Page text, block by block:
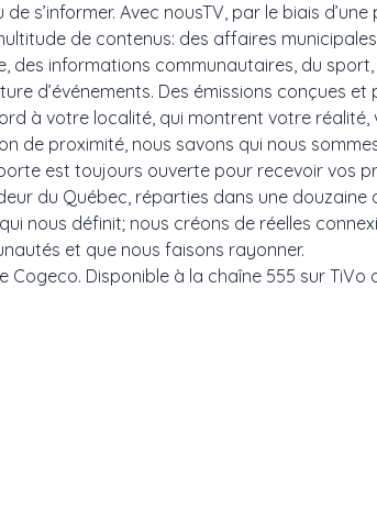
s’informer. Avec nousTV, par le biais
de contenus: des affaires
des informations communautaires, du
d’événements. Des émissions conçues
à votre localité, qui montrent votre
de proximité, nous savons qui nous
porte est toujours ouverte pour
du Québec, réparties dans une douzaine
nous définit; nous créons de réelles
communautés et que nous
Disponible à la chaîne 555 sur TiVo ou